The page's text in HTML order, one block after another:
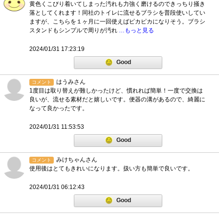
黄色くこびり着いてしまった汚れも力強く磨けるのできっちり掻き
落としてくれます！同社のトイレに流せるブラシを普段使いしてい
ますが、こちらを１ヶ月に一回使えばピカピカになりそう。ブラシ
スタンドもシンプルで周りが汚れ …もっと見る
2024/01/31 17:23:19
Good
コメント
はうみさん
1度目は取り替えが難しかったけど、慣れれば簡単！一度で交換は
良いが、流せる素材だと嬉しいです。便器の溝があるので、綺麗に
なって良かったです。
2024/01/31 11:53:53
Good
コメント
みけちゃんさん
使用後はとてもきれいになります。扱い方も簡単で良いです。
2024/01/31 06:12:43
Good